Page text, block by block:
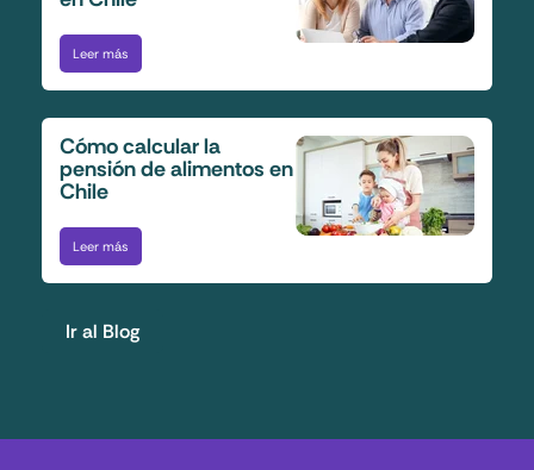
Leer más
Cómo calcular la
pensión de alimentos en
Chile
Leer más
Ir al Blog